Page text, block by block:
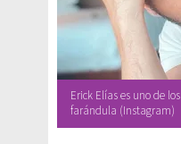
Erick Elías es uno de
farándula (Instagram)